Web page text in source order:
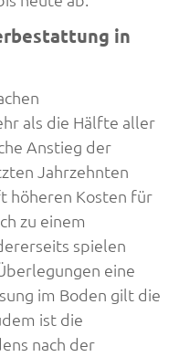
in
als die Hälfte aller
Anstieg der
Jahrzehnten
höheren Kosten für
zu einem
spielen
eine
im Boden gilt die
ist die
nach der